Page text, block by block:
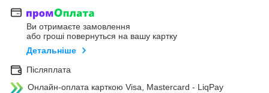
Ви отримаєте замовлення
або гроші повернуться на вашу картку
Детальніше
Післяплата
Онлайн-оплата карткою Visa, Mastercard - LiqPay